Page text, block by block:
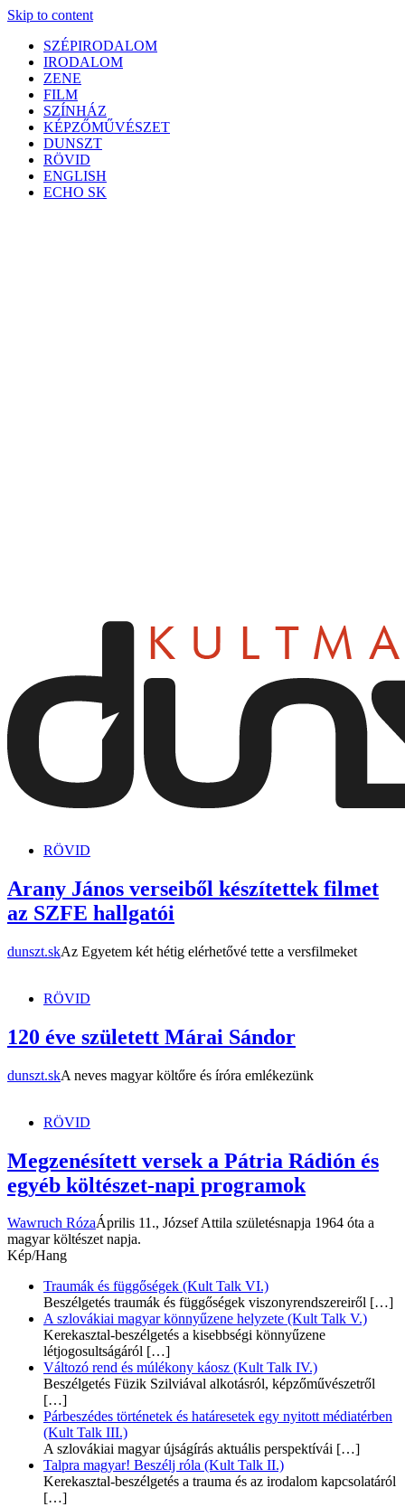
Skip to content
SZÉPIRODALOM
IRODALOM
ZENE
FILM
SZÍNHÁZ
KÉPZŐMŰVÉSZET
DUNSZT
RÖVID
ENGLISH
ECHO SK
RÖVID
Arany János verseiből készítettek filmet
az SZFE hallgatói
dunszt.skAz Egyetem két hétig elérhetővé tette a versfilmeket
RÖVID
120 éve született Márai Sándor
dunszt.skA neves magyar költőre és íróra emlékezünk
RÖVID
Megzenésített versek a Pátria Rádión és
egyéb költészet-napi programok
Wawruch RózaÁprilis 11., József Attila születésnapja 1964 óta a
magyar költészet napja.
Kép/Hang
Traumák és függőségek (Kult Talk VI.)
Beszélgetés traumák és függőségek viszonyrendszereiről […]
A szlovákiai magyar könnyűzene helyzete (Kult Talk V.)
Kerekasztal-beszélgetés a kisebbségi könnyűzene
létjogosultságáról […]
Változó rend és múlékony káosz (Kult Talk IV.)
Beszélgetés Füzik Szilviával alkotásról, képzőművészetről
[…]
Párbeszédes történetek és határesetek egy nyitott médiatérben
(Kult Talk III.)
A szlovákiai magyar újságírás aktuális perspektívái […]
Talpra magyar! Beszélj róla (Kult Talk II.)
Kerekasztal-beszélgetés a trauma és az irodalom kapcsolatáról
[…]